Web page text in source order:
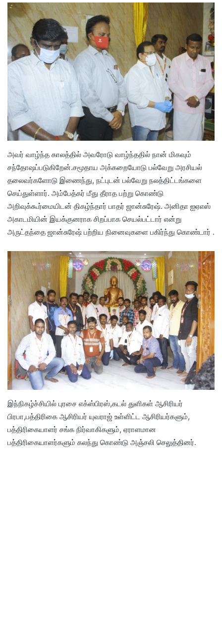
அவர் வாழ்ந்த காலத்தில் அவரோடு வாழ்ந்ததில் நான் மிகவும்
சந்தோஷப்படுகிறேன்.சமூதாய அக்கறையோடு பல்வேறு அரசியல்
தலைவர்களோடு இணைந்து, நட்புடன் பல்வேறு நலத்திட்டங்களை
செய்துள்ளார். அம்பேத்கர் மீது தீராத பற்று கொண்டு
அறிவுக்கூர்மையிடன் திகழ்ந்தார் பாதர் ஜான்சுரேஷ். அனிதா ஐஏஎஸ்
அகாடமியின் இயக்குனராக சிறப்பாக செயல்பட்டார் என்று
அருட்தந்தை ஜான்சுரேஷ் பற்றிய நினைவுகளை பகிர்ந்து கொண்டார் .
இந்நிகழ்ச்சியில் புரசை எக்ஸ்பிரஸ்,கடல் துளிகள் ஆசிரியர்
பிரபா,பத்திரிகை ஆசிரியர் யுவராஜ் உள்ளிட்ட ஆசிரியர்களும்,
பத்திரிகையாளர் சங்க நிர்வாகிகளும், ஏராளமான
பத்திரிகையாளர்களும் கலந்து கொண்டு அஞ்சலி செலுத்தினர்.